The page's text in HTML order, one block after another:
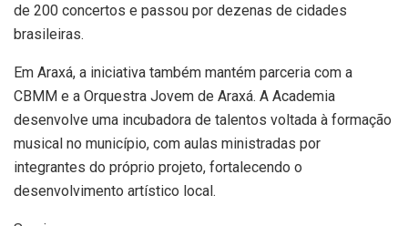
de 200 concertos e passou por dezenas de cidades
brasileiras.
Em Araxá, a iniciativa também mantém parceria com a
CBMM e a Orquestra Jovem de Araxá. A Academia
desenvolve uma incubadora de talentos voltada à formação
musical no município, com aulas ministradas por
integrantes do próprio projeto, fortalecendo o
desenvolvimento artístico local.